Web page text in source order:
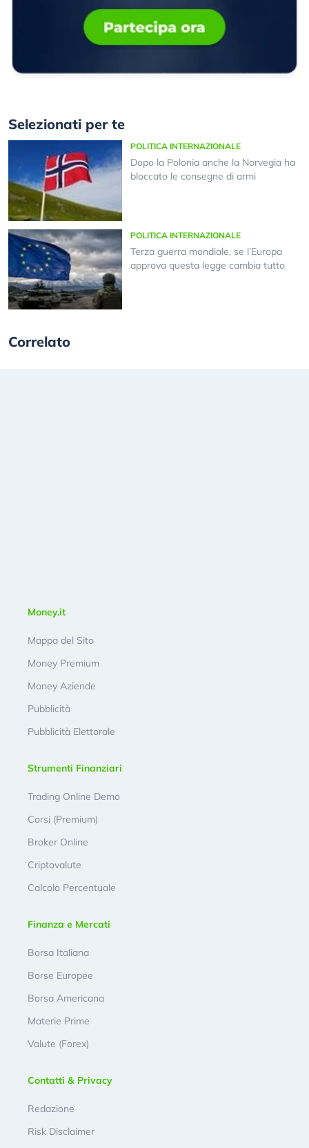
Selezionati per te
POLITICA INTERNAZIONALE
Dopo la Polonia anche la Norvegia ha
bloccato le consegne di armi
POLITICA INTERNAZIONALE
Terza guerra mondiale, se l’Europa
approva questa legge cambia tutto
Correlato
Money.it
Mappa del Sito
Money Premium
Money Aziende
Pubblicità
Pubblicità Elettorale
Strumenti Finanziari
Trading Online Demo
Corsi (Premium)
Broker Online
Criptovalute
Calcolo Percentuale
Finanza e Mercati
Borsa Italiana
Borse Europee
Borsa Americana
Materie Prime
Valute (Forex)
Contatti & Privacy
Redazione
Risk Disclaimer